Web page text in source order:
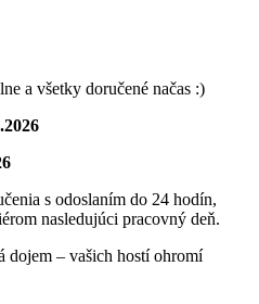
a všetky doručené načas :)
s odoslaním do 24 hodín,
nasledujúci pracovný deň.
dojem – vašich hostí ohromí